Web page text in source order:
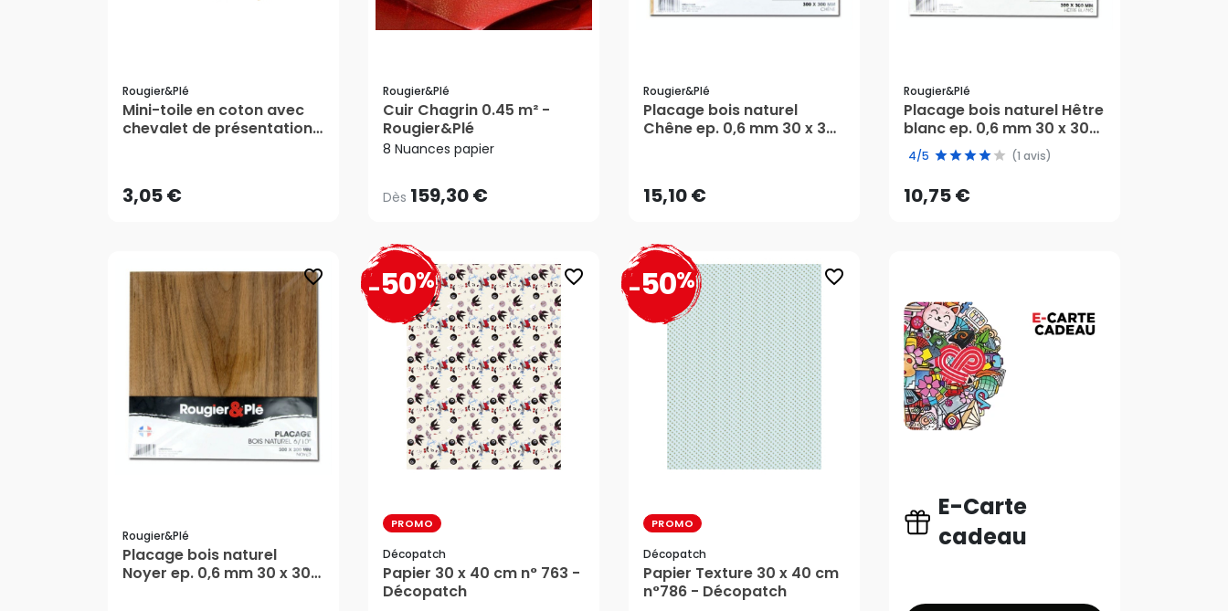
Rougier&plé
Mini-toile en coton avec
chevalet de présentation
3,05 €
3,05 €
AJOUTER AU PANIER
Rougier&plé
Cuir Chagrin 0.45 m² -
Rougier&Plé
8 Nuances papier
Dès 159,30 €
Dès159,30 €
Rougier&plé
Placage bois naturel
Chêne ep. 0,6 mm 30 x 30
15,10 €
15,10 €
AJOUTER AU PANIER
Rougier&plé
Placage bois naturel Hêtre
blanc ep. 0,6 mm 30 x 30
cm - Rougier&Plé
4/5 (1 avis)
10,75 €
10,75 €
AJOUTER AU PANIER
favorite_border
Rougier&plé
Placage bois naturel
Noyer ep. 0,6 mm 30 x 30
favorite_border
-50%
PROMO
Décopatch
Papier 30 x 40 cm n° 763 -
Décopatch
1,39 €
0,69 €
favorite_border
-50%
PROMO
Décopatch
Papier Texture 30 x 40 cm
n°786 - Décopatch
3,79 €
1,89 €
E-Carte
cadeau